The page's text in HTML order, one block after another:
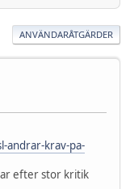
ANVÄNDARÅTGÄRDER
andrar-krav-pa-
efter stor kritik